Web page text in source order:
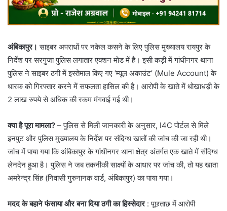
अंबिकापुर। साइबर अपराधों पर नकेल कसने के लिए पुलिस मुख्यालय रायपुर के
निर्देश पर सरगुजा पुलिस लगातार एक्शन मोड में है। इसी कड़ी में गांधीनगर थाना
पुलिस ने साइबर ठगी में इस्तेमाल किए गए ‘म्यूल अकाउंट’ (Mule Account) के
धारक को गिरफ्तार करने में सफलता हासिल की है। आरोपी के खाते में धोखाधड़ी के
2 लाख रुपये से अधिक की रकम मंगवाई गई थी।
क्या है पूरा मामला? – पुलिस से मिली जानकारी के अनुसार, I4C पोर्टल से मिले
इनपुट और पुलिस मुख्यालय के निर्देश पर संदिग्ध खातों की जांच की जा रही थी।
जांच में पाया गया कि अंबिकापुर के गांधीनगर थाना क्षेत्र अंतर्गत एक खाते में संदिग्ध
लेनदेन हुआ है। पुलिस ने जब तकनीकी साक्ष्यों के आधार पर जांच की, तो यह खाता
अमरेन्द्र सिंह (निवासी गुरुनानक वार्ड, अंबिकापुर) का पाया गया।
मदद के बहाने फंसाया और बना दिया ठगी का हिस्सेदार: पूछताछ में आरोपी